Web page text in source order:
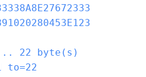
22
byte(s)
to=22